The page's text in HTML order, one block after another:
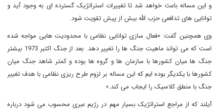
و این مساله باعث خواهد شد تا تغییرات استراتژیک گسترده ای به وجود آید و
توانایی های تدافعی حزب الله بیش از پیش تقویت شود.
وی همچنین گفت: «فعال سازی توانایی نظامی با محدودیت هایی مواجه شده
است که می تواند ماهیت جنگ ها را تغییر دهد. بعد از جنگ اکتبر 1973 بیشتر
جنگ ها میان کشورها با سازمان ها و گروه ها بوده و کمتر شاهد جنگ میان
کشورها با یکدیگر بوده ایم که این مساله بر لزوم طرح ریزی نظامی با هدف تغییر
جنگ با منطق کلاسیک را ایجاب می کند.»
آیلند که از مراجع استراتژیک بسیار مهم در رژیم عبری محسوب می شود درباره